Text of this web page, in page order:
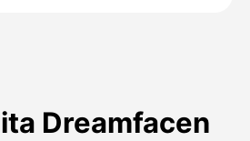
Dreamfacen